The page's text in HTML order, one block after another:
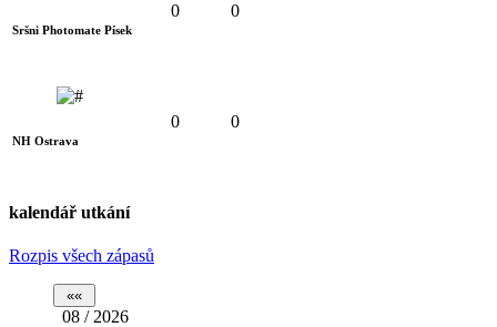
Sršni Photomate Písek
0 0
NH Ostrava
0 0
kalendář utkání
Rozpis všech zápasů
08 / 2026